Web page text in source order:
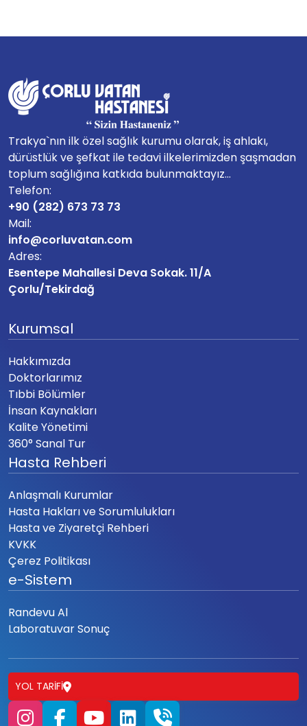
Trakya`nın ilk özel sağlık kurumu olarak, iş ahlakı,
dürüstlük ve şefkat ile tedavi ilkelerimizden şaşmadan
toplum sağlığına katkıda bulunmaktayız...
Telefon:
+90 (282) 673 73 73
Mail:
info@corluvatan.com
Adres:
Esentepe Mahallesi Deva Sokak. 11/A
Çorlu/Tekirdağ
Kurumsal
Hakkımızda
Doktorlarımız
Tıbbi Bölümler
İnsan Kaynakları
Kalite Yönetimi
360° Sanal Tur
Hasta Rehberi
Anlaşmalı Kurumlar
Hasta Hakları ve Sorumlulukları
Hasta ve Ziyaretçi Rehberi
KVKK
Çerez Politikası
e-Sistem
Randevu Al
Laboratuvar Sonuç
YOL TARIFI